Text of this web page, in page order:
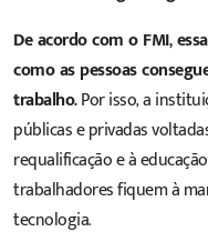
De acordo com o FMI,
como as pessoas
trabalho.Por isso, a
públicas e privadas
requalificação e à
trabalhadores fiquem à
tecnologia.